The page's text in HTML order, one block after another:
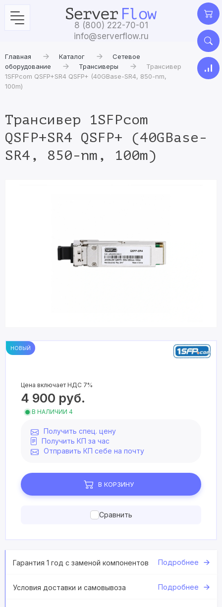
8 (800) 222-70-01
info@serverflow.ru
Главная Каталог
Сетевое
оборудование
Трансиверы
Трансивер
1SFPcom QSFP+SR4 QSFP+ (40GBase-SR4, 850-nm,
100m)
Трансивер 1SFPcom
QSFP+SR4 QSFP+ (40GBase-
SR4, 850-nm, 100m)
НОВЫЙ
Цена включает НДС 7%
4 900 руб.
В НАЛИЧИИ 4
Получить спец. цену
Получить КП за час
Отправить КП себе на почту
В КОРЗИНУ
Сравнить
Гарантия 1 год с заменой компонентов Подробнее
Условия доставки и самовывоза Подробнее